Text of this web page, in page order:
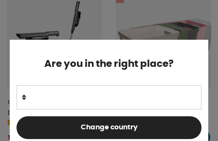
Carbest Laddningsbar
Dammsugare 230v-USB
4-9 dagar
1 227 kr KÖP! KÖP!
Are you in the right place?
Change country